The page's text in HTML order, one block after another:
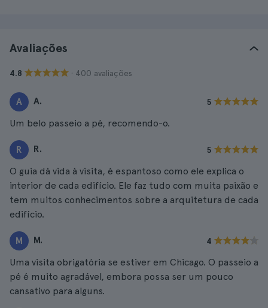
Avaliações
4.8 · 400 avaliações
A A. 5
Um belo passeio a pé, recomendo-o.
R R. 5
O guia dá vida à visita, é espantoso como ele explica o
interior de cada edifício. Ele faz tudo com muita paixão e
tem muitos conhecimentos sobre a arquitetura de cada
edifício.
M M. 4
Uma visita obrigatória se estiver em Chicago. O passeio a
pé é muito agradável, embora possa ser um pouco
cansativo para alguns.